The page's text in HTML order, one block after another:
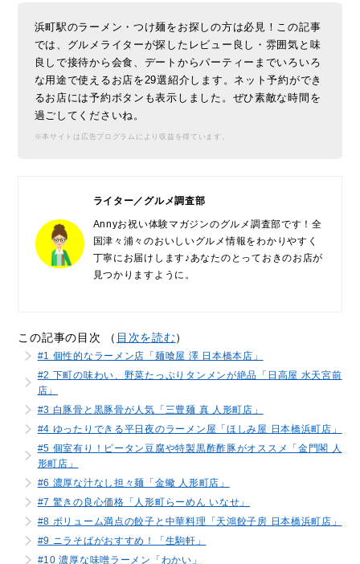
浜町駅のラーメン・つけ麺をお探しの方は必見！この記事
では、グルメライターが探したレビュー良し・雰囲気と味
良しで接待から会食、デートからパーティーまでいろいろ
な用途で使えるお店を29選紹介します。ネット予約ができ
るお店には予約ボタンも表示しました。ぜひ素敵な時間を
過ごしてくださいね。
※本サイトは広告プログラムにより収益を得ています。
ライター／グルメ調査部
Annyお祝い体験マガジンのグルメ調査部です！全
国津々浦々のおいしいグルメ情報をわかりやすく
丁寧にお届けします♪あなたのとっておきのお店が
見つかりますように。
この記事の目次 （ 目次を読む）
#1 個性的なラーメン店「麺喰屋 澤 日本橋本店」
#2 下町の味わい、野菜たっぷりタンメンが絶品「日高屋 水天宮前
店」
#3 白豚骨と黒豚骨が人気「三豊麺 真 人形町店」
#4 ゆったりできる平日夜のラーメン屋「ほしみ屋 日本橋浜町店」
#5 個室有り！ピータン豆腐や特製黒酢酢豚がオススメ「金門閣 人
形町店」
#6 濃厚な汁なし担々麺「金蠍 人形町店」
#7 驚きの良心価格「人形町らーめん いなせ」
#8 ボリューム満点の餃子と中華料理「天鴻餃子房 日本橋浜町店」
#9 ニラそばがおすすめ！「生駒軒」
#10 濃厚な味噌ラーメン「わかい」